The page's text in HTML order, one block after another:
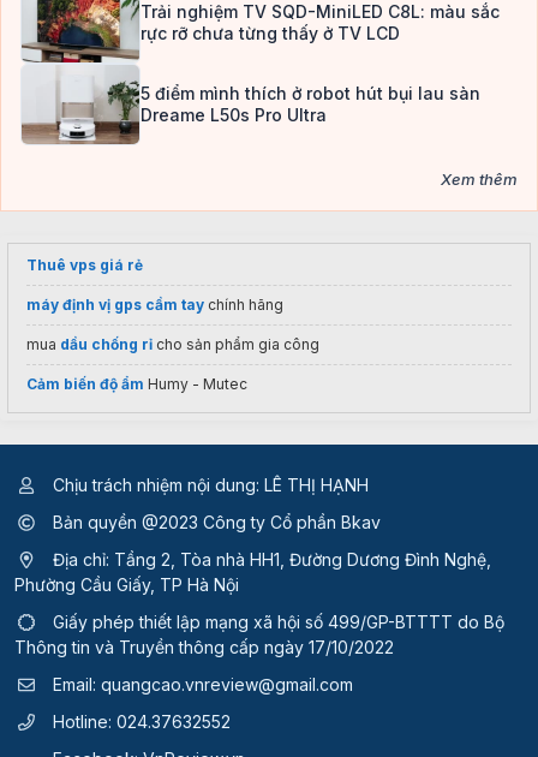
Trải nghiệm TV SQD-MiniLED C8L: màu sắc
rực rỡ chưa từng thấy ở TV LCD
5 điểm mình thích ở robot hút bụi lau sàn
Dreame L50s Pro Ultra
Xem thêm
Thuê vps giá rẻ
máy định vị gps cầm tay chính hãng
mua dầu chống rỉ cho sản phẩm gia công
Cảm biến độ ẩm Humy - Mutec
Chịu trách nhiệm nội dung: LÊ THỊ HẠNH
Bản quyền @2023 Công ty Cổ phần Bkav
Địa chỉ: Tầng 2, Tòa nhà HH1, Đường Dương Đình Nghệ,
Phường Cầu Giấy, TP Hà Nội
Giấy phép thiết lập mạng xã hội số 499/GP-BTTTT do Bộ
Thông tin và Truyền thông cấp ngày 17/10/2022
Email: quangcao.vnreview@gmail.com
Hotline: 024.37632552